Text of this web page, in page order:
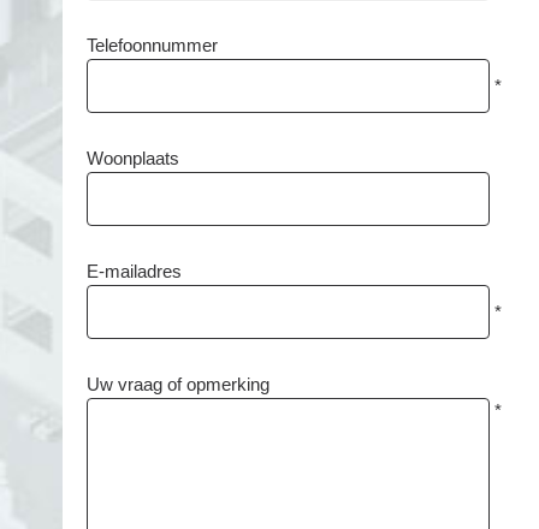
Telefoonnummer
*
Woonplaats
E-mailadres
*
Uw vraag of opmerking
*